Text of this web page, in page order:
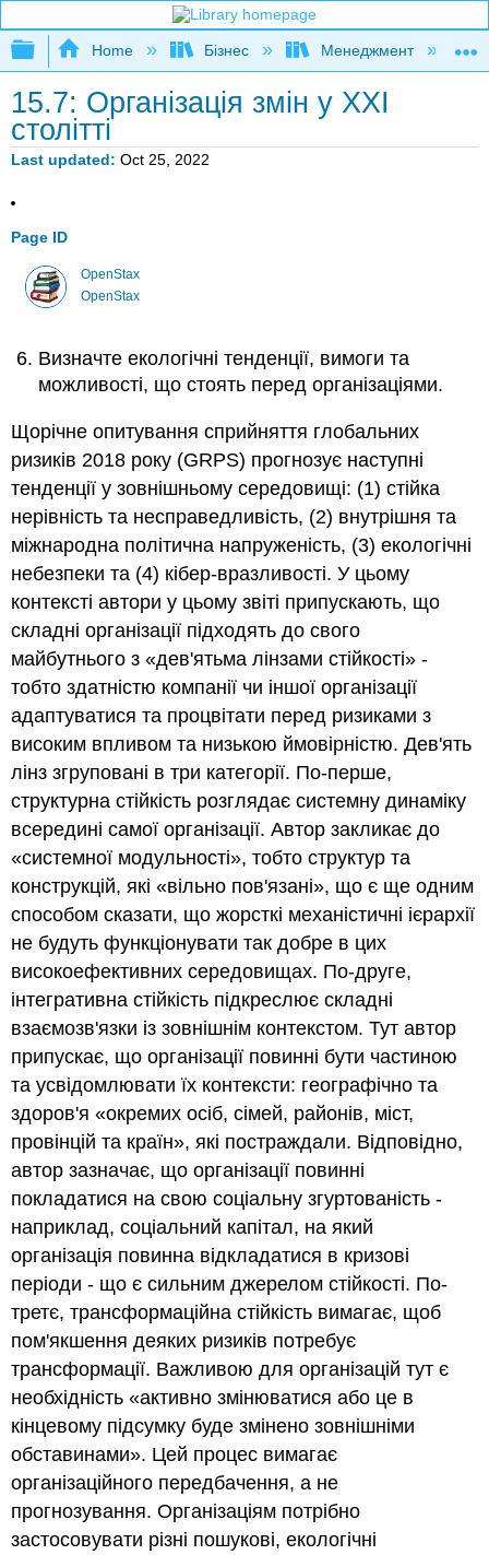
Expand/collapse global hierarchy
Home Бізнес Менеджмент
15.7: Організація змін у ХХІ
столітті
Last updated Oct 25, 2022
Page ID
OpenStax
OpenStax
Визначте екологічні тенденції, вимоги та
можливості, що стоять перед організаціями.
Щорічне опитування сприйняття глобальних
ризиків 2018 року (GRPS) прогнозує наступні
тенденції у зовнішньому середовищі: (1) стійка
нерівність та несправедливість, (2) внутрішня та
міжнародна політична напруженість, (3) екологічні
небезпеки та (4) кібер-вразливості. У цьому
контексті автори у цьому звіті припускають, що
складні організації підходять до свого
майбутнього з «дев'ятьма лінзами стійкості» -
тобто здатністю компанії чи іншої організації
адаптуватися та процвітати перед ризиками з
високим впливом та низькою ймовірністю. Дев'ять
лінз згруповані в три категорії. По-перше,
структурна стійкість розглядає системну динаміку
всередині самої організації. Автор закликає до
«системної модульності», тобто структур та
конструкцій, які «вільно пов'язані», що є ще одним
способом сказати, що жорсткі механістичні ієрархії
не будуть функціонувати так добре в цих
високоефективних середовищах. По-друге,
інтегративна стійкість підкреслює складні
взаємозв'язки із зовнішнім контекстом. Тут автор
припускає, що організації повинні бути частиною
та усвідомлювати їх контексти: географічно та
здоров'я «окремих осіб, сімей, районів, міст,
провінцій та країн», які постраждали. Відповідно,
автор зазначає, що організації повинні
покладатися на свою соціальну згуртованість -
наприклад, соціальний капітал, на який
організація повинна відкладатися в кризові
періоди - що є сильним джерелом стійкості. По-
третє, трансформаційна стійкість вимагає, щоб
пом'якшення деяких ризиків потребує
трансформації. Важливою для організацій тут є
необхідність «активно змінюватися або це в
кінцевому підсумку буде змінено зовнішніми
обставинами». Цей процес вимагає
організаційного передбачення, а не
прогнозування. Організаціям потрібно
застосовувати різні пошукові, екологічні